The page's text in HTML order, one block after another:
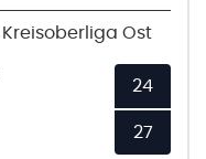
Ost
24
27